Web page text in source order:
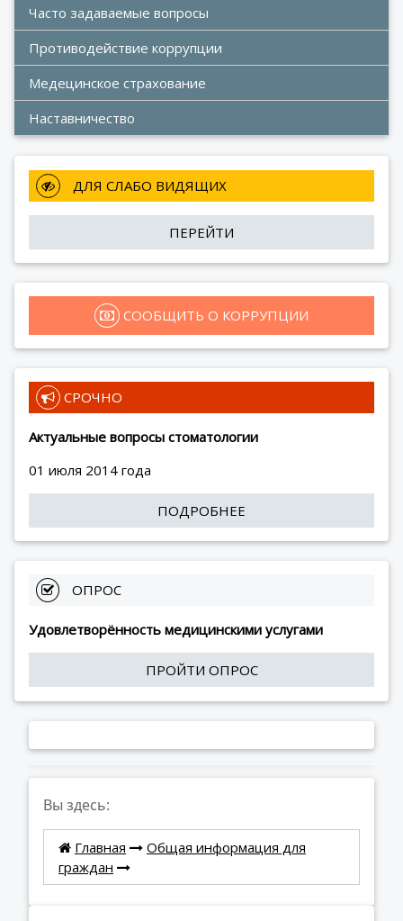
Часто задаваемые вопросы
Противодействие коррупции
Медецинское страхование
Наставничество
ДЛЯ СЛАБО ВИДЯЩИХ
ПЕРЕЙТИ
СООБЩИТЬ О КОРРУПЦИИ
СРОЧНО
Актуальные вопросы стоматологии
01 июля 2014 года
ПОДРОБНЕЕ
ОПРОС
Удовлетворённость медицинскими услугами
ПРОЙТИ ОПРОС
Вы здесь:
Главная
Общая информация для
граждан